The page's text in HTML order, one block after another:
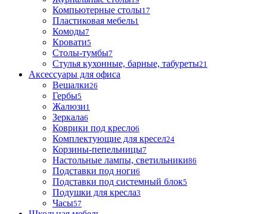
Компьютерные столы17
Пластиковая мебель1
Комоды7
Кровати5
Столы-тумбы7
Стулья кухонные, барные, табуреты21
Аксессуары для офиса
Вешалки26
Гербы5
Жалюзи1
Зеркала6
Коврики под кресло6
Комплектующие для кресел24
Корзины-пепельницы7
Настольные лампы, светильники86
Подставки под ноги6
Подставки под системный блок5
Подушки для кресла3
Часы57